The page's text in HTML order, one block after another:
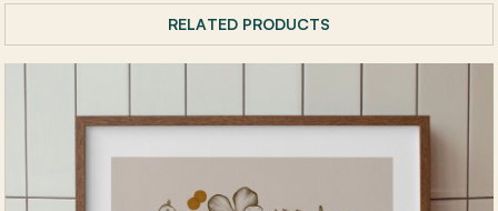
RELATED PRODUCTS